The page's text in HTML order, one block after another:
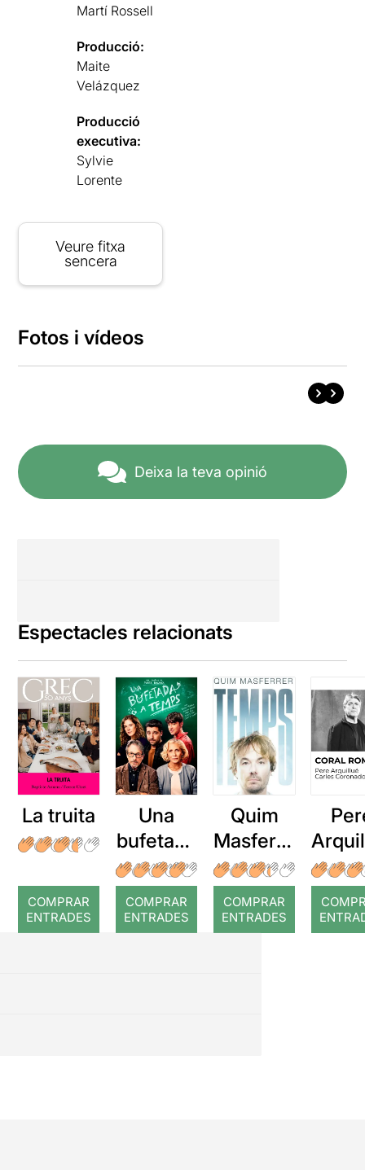
Martí Rossell
Producció:
Maite
Velázquez
Producció
executiva:
Sylvie
Lorente
Veure fitxa
sencera
Fotos i vídeos
Deixa la teva opinió
Espectacles relacionats
La truita
COMPRAR
ENTRADES
Una
bufetada
a temps
COMPRAR
ENTRADES
Quim
Masferre
r: Temps
COMPRAR
ENTRADES
: